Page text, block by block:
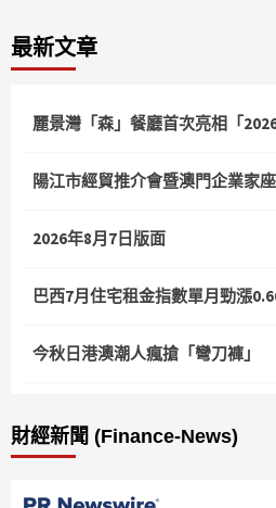
最新文章
麗景灣「森」餐廳首次亮相「
陽江市經貿推介會暨澳門企業家
2026年8月7日版面
巴西7月住宅租金指數單月勁漲
今秋日港澳潮人瘋搶「彎刀褲」
財經新聞 (Finance-News)